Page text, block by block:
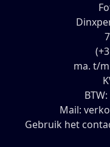
ma. t/
Mail:
Gebruik het